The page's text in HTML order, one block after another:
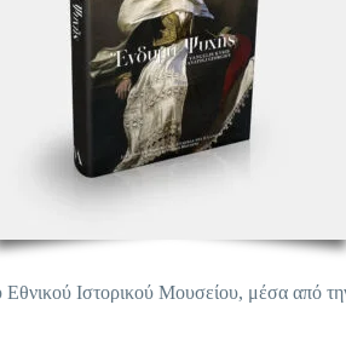
Ιστορικού Μουσείου, μέσα από